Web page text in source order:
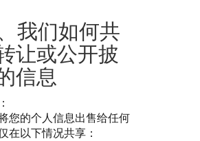
我们如何共
让或公开披
信息
：
您的个人信息出售给任何
在以下情况共享：